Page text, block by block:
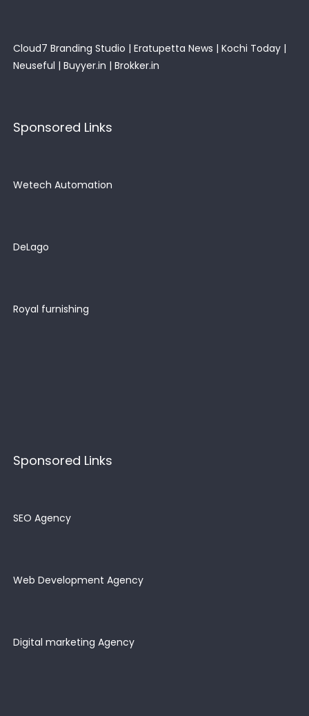
Cloud7 Branding Studio | Eratupetta News | Kochi Today |
Neuseful | Buyyer.in | Brokker.in
Sponsored Links
Wetech Automation
DeLago
Royal furnishing
Sponsored Links
SEO Agency
Web Development Agency
Digital marketing Agency